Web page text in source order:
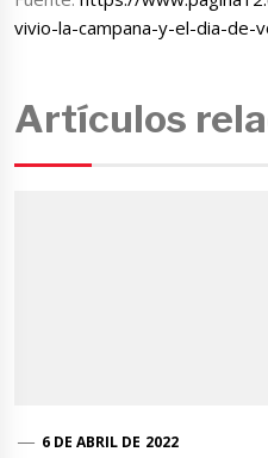
vivio-la-campana-y-el-dia-de-
Artículos
6 DE ABRIL DE 2022